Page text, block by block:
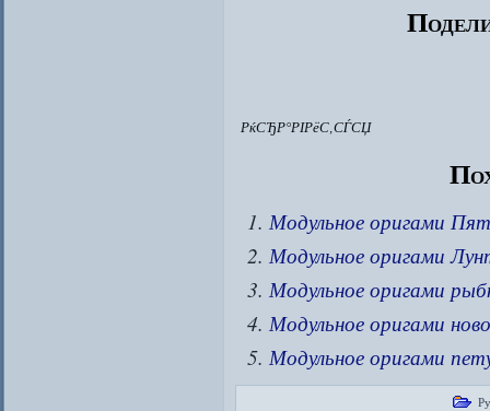
РќСЂР°РІРёС‚СЃСЏ
Модульное оригами
Модульное оригами
Модульное оригами
Модульное оригами
Модульное оригами